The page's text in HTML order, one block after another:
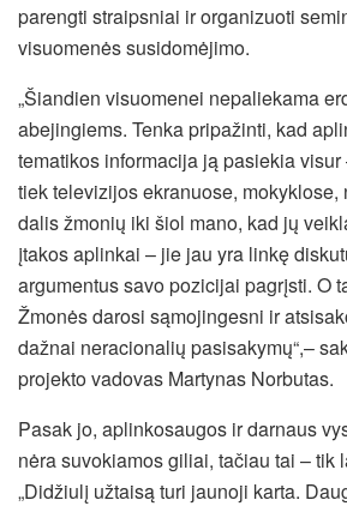
parengti straipsniai ir organizuoti
visuomenės susidomėjimo.
„Šiandien visuomenei nepaliekama
abejingiems. Tenka pripažinti, kad
tematikos informacija ją pasiekia
tiek televizijos ekranuose, mokyklose,
dalis žmonių iki šiol mano, kad jų
įtakos aplinkai – jie jau yra linkę
argumentus savo pozicijai pagrįsti. O
Žmonės darosi sąmojingesni ir
dažnai neracionalių pasisakymų“,–
projekto vadovas Martynas Norbutas.
Pasak jo, aplinkosaugos ir darnaus
nėra suvokiamos giliai, tačiau tai – tik
„Didžiulį užtaisą turi jaunoji karta.